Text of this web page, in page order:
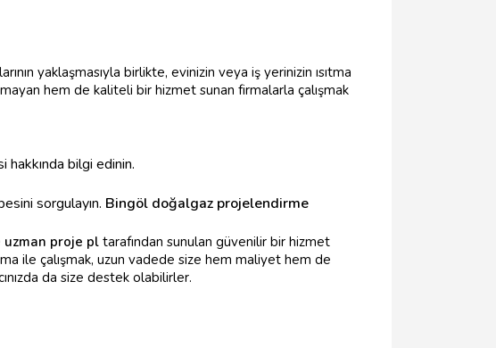
yaklaşmasıyla birlikte, evinizin veya iş yerinizin ısıtma
hem de kaliteli bir hizmet sunan firmalarla çalışmak
bilgi edinin.
sorgulayın. Bingöl doğalgaz projelendirme
uzman proje pl tarafından sunulan güvenilir bir hizmet
ile çalışmak, uzun vadede size hem maliyet hem de
da size destek olabilirler.